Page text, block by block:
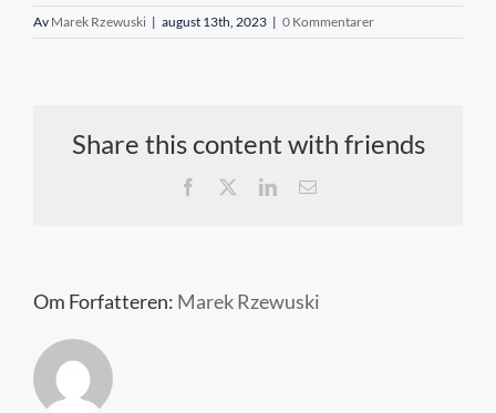
NoARK
Av Marek Rzewuski | august 13th, 2023 | 0 Kommentarer
Share this content with friends
Facebook LinkedIn
E-
Om Forfatteren: Marek Rzewuski